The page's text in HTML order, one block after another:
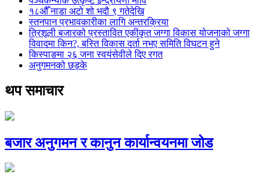
१८औँ नाडा अटो शो भदौ ९ गतेदेखि
स्तनपान प्रभावकारीका लागि अन्तरक्रिया
त्रिशूली बजारको प्रस्तावित एकीकृत जग्गा विकास योजनाको जग्गा
विवादमा किन?, बस्ति विकास दर्ता नभए समिति विघटन हुने
किस्पाङमा २६ जना स्वयंसेवीले दिए रगत
अनुगमनको छड्के
थप समाचार
बजार अनुगमन र कानुन कार्यान्वयनमा जोड